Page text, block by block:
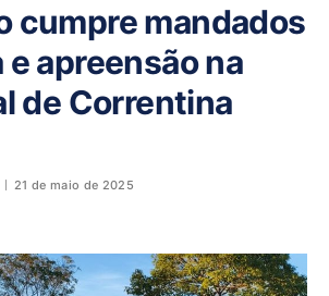
cumpre mandados
apreensão na
de Correntina
21 de maio de 2025